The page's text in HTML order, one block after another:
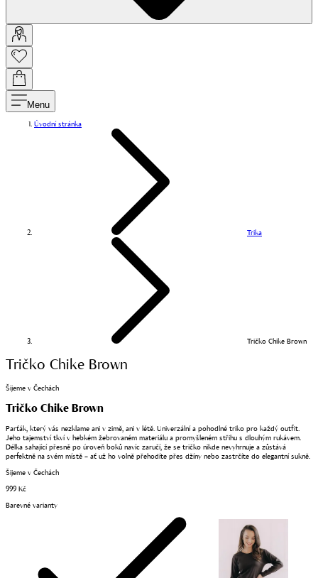
Menu
Úvodní stránka
Trika
Tričko Chike Brown
Tričko Chike Brown
Šijeme v Čechách
Tričko Chike Brown
Parťák, který vás nezklame ani v zimě, ani v létě. Univerzální a pohodlné triko pro každý outfit.
Jeho tajemství tkví v hebkém žebrovaném materiálu a promyšleném střihu s dlouhým rukávem.
Délka sahající přesně po úroveň boků navíc zaručí, že se tričko nikde nevyhrnuje a zůstává
perfektně na svém místě – ať už ho volně přehodíte přes džíny nebo zastrčíte do elegantní sukně.
Šijeme v Čechách
999 Kč
Barevné varianty